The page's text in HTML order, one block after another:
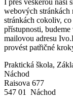
I přes veškerou naši
webových stránkách
stránkách cokoliv,
přístupnosti,
mailovou adresu
provést patřičné
Praktická škola,
Náchod
Raisova 677
547 01 Náchod